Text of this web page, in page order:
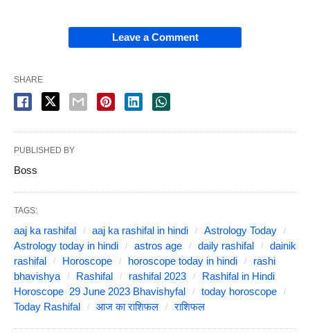
Leave a Comment
SHARE
PUBLISHED BY
Boss
TAGS:
aaj ka rashifal aaj ka rashifal in hindi
Astrology Today
Astrology today in hindi
astros age daily rashifal
dainik
rashifal
Horoscope horoscope today in hindi
rashi
bhavishya
Rashifal rashifal 2023
Rashifal in Hindi
Horoscope 29 June 2023 Bhavishyfal
today horoscope
Today Rashifal
आज का राशिफल राशिफल